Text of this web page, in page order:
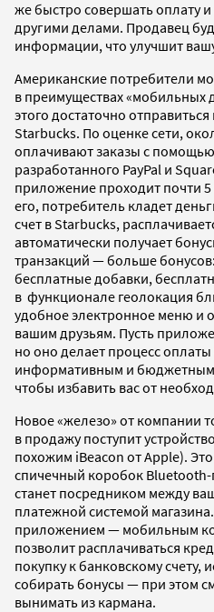
же быстро совершать оплату
другими делами. Продавец
информации, что улучшит
Американские потребители
в преимуществах «мобильных
этого достаточно
Starbucks. По оценке сети,
оплачивают заказы с
разработанного PayPal и
приложение проходит почти
его, потребитель кладет
счет в Starbucks,
автоматически получает
транзакций — больше
бесплатные добавки,
в функционале геолокация
удобное электронное меню и
вашим друзьям. Пусть
но оно делает процесс
информативным и бюджетным.
чтобы избавить вас от
Новое «железо» от компании
в продажу поступит
похожим iBeacon от Apple).
спичечный коробок
станет посредником между
платежной системой
приложением — мобильным
позволит расплачиваться
покупку к банковскому счету,
собирать бонусы — при этом
вынимать из кармана.